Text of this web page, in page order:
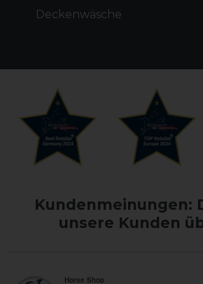
Deckenwäsche
Kundenmeinungen:
unsere Kunden